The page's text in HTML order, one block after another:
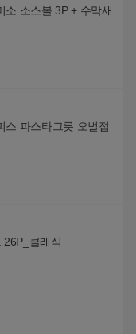
소 소스볼 3P + 수막새
스 파스타그릇 오벌접
26P_클래식